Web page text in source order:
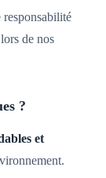
responsabilité
de nos
?
et